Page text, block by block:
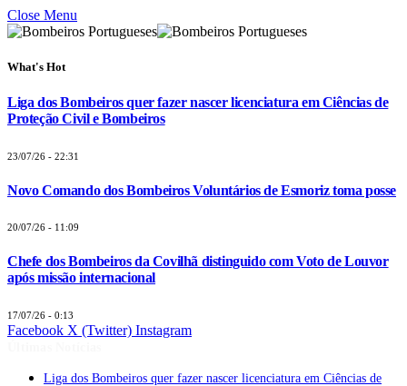
Close Menu
What's Hot
Liga dos Bombeiros quer fazer nascer licenciatura em Ciências de
Proteção Civil e Bombeiros
23/07/26 - 22:31
Novo Comando dos Bombeiros Voluntários de Esmoriz toma posse
20/07/26 - 11:09
Chefe dos Bombeiros da Covilhã distinguido com Voto de Louvor
após missão internacional
17/07/26 - 0:13
Facebook X (Twitter) Instagram
Liga dos Bombeiros quer fazer nascer licenciatura em Ciências de